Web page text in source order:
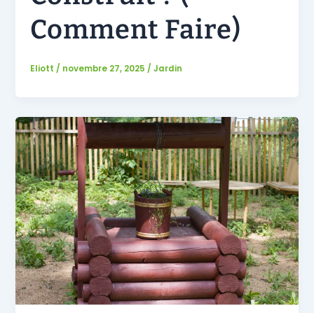
Comment Faire)
Eliott / novembre 27, 2025 / Jardin